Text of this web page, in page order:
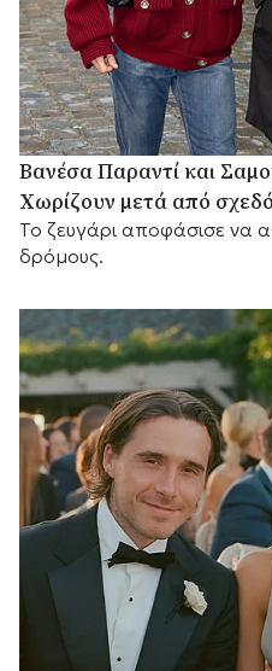
Βανέσα Παραντί και
Χωρίζουν μετά από
Το ζευγάρι αποφάσισε να
δρόμους.